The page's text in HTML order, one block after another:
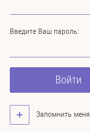
Введите Ваш пароль:
Войти
Запомнить меня